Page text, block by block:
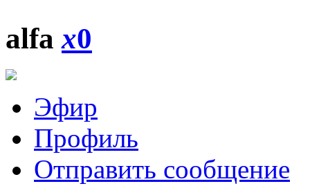
alfax0
Эфир
Профиль
Отправить сообщение